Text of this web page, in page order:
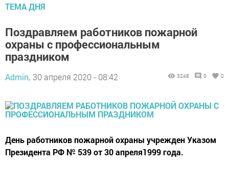
ТЕМА ДНЯ
Поздравляем работников пожарной
охраны с профессиональным
праздником
Admin, 30 апреля 2020 - 08:42 3248 0 0
День работников пожарной охраны учрежден Указом
Президента РФ № 539 от 30 апреля1999 года.